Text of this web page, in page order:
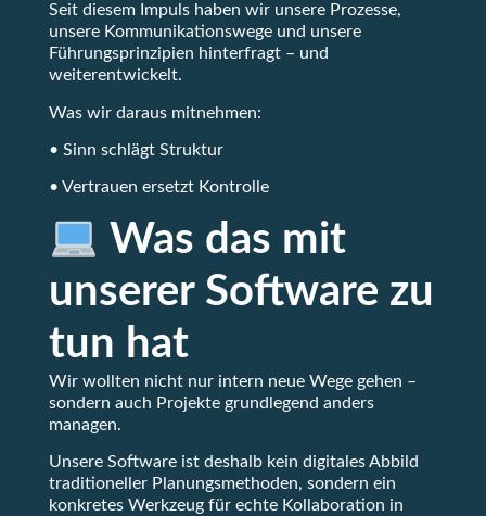
Seit diesem Impuls haben wir unsere Prozesse,
unsere Kommunikationswege und unsere
Führungsprinzipien hinterfragt – und
weiterentwickelt.
Was wir daraus mitnehmen:
• Sinn schlägt Struktur
• Vertrauen ersetzt Kontrolle
Was das mit
unserer Software zu
tun hat
Wir wollten nicht nur intern neue Wege gehen –
sondern auch Projekte grundlegend anders
managen.
Unsere Software ist deshalb kein digitales Abbild
traditioneller Planungsmethoden, sondern ein
konkretes Werkzeug für echte Kollaboration in